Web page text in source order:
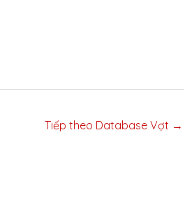
Tiếp theo Database Vợt →